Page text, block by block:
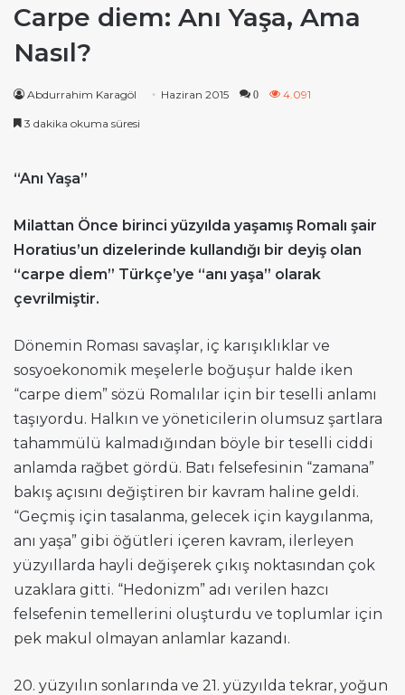
Carpe diem: Anı Yaşa, Ama
Nasıl?
Abdurrahim Karagöl Haziran 2015 0 4.091
3 dakika okuma süresi
“Anı Yaşa”
Milattan Önce birinci yüzyılda yaşamış Romalı şair
Horatius’un dizelerinde kullandığı bir deyiş olan
“carpe dİem” Türkçe’ye “anı yaşa” olarak
çevrilmiştir.
Dönemin Roması savaşlar, iç karışıklıklar ve
sosyoekonomik meşelerle boğuşur halde iken
“carpe diem” sözü Romalılar için bir teselli anlamı
taşıyordu. Halkın ve yöneticilerin olumsuz şartlara
tahammülü kalmadığından böyle bir teselli ciddi
anlamda rağbet gördü. Batı felsefesinin “zamana”
bakış açısını değiştiren bir kavram haline geldi.
“Geçmiş için tasalanma, gelecek için kaygılanma,
anı yaşa” gibi öğütleri içeren kavram, ilerleyen
yüzyıllarda hayli değişerek çıkış noktasından çok
uzaklara gitti. “Hedonizm” adı verilen hazcı
felsefenin temellerini oluşturdu ve toplumlar için
pek makul olmayan anlamlar kazandı.
20. yüzyılın sonlarında ve 21. yüzyılda tekrar, yoğun